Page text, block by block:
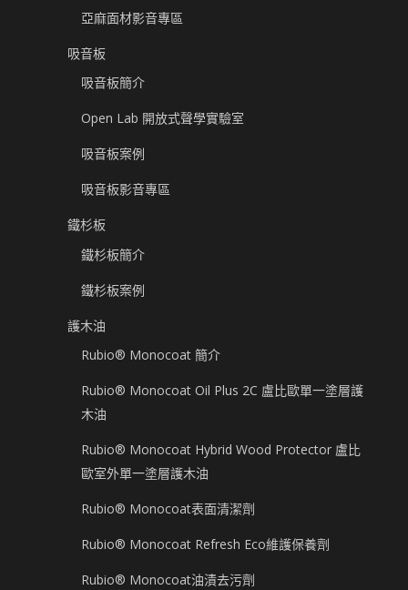
亞麻面材影音專區
吸音板
吸音板簡介
Open Lab 開放式聲學實驗室
吸音板案例
吸音板影音專區
鐵杉板
鐵杉板簡介
鐵杉板案例
護木油
Rubio® Monocoat 簡介
Rubio® Monocoat Oil Plus 2C 盧比歐單一塗層護
木油
Rubio® Monocoat Hybrid Wood Protector 盧比
歐室外單一塗層護木油
Rubio® Monocoat表面清潔劑
Rubio® Monocoat Refresh Eco維護保養劑
Rubio® Monocoat油漬去污劑